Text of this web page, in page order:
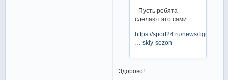
- Пусть ребята
сделают это сами.
https://sport24.ru/news/
… skiy-sezon
Здорово!